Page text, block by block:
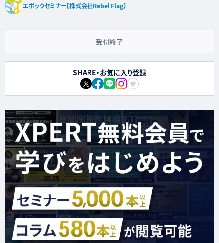
エポックセミナー【株式会社Rebel Flag】
受付終了
SHARE・お気に入り登録